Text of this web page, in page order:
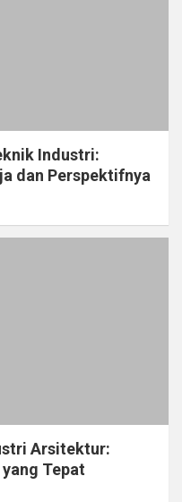
Industri:
dan Perspektifnya
Arsitektur:
Tepat